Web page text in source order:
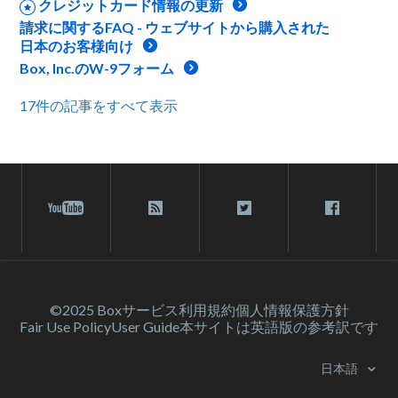
クレジットカード情報の更新
請求に関するFAQ - ウェブサイトから購入された
日本のお客様向け
Box, Inc.のW-9フォーム
17件の記事をすべて表示
©2025 Boxサービス利⽤規約個人情報保護方針
Fair Use PolicyUser Guide本サイトは英語版の参考訳です
日本語